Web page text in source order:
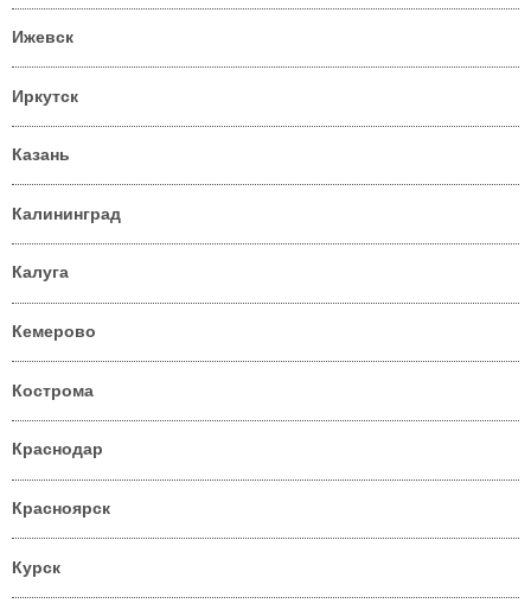
Ижевск
Иркутск
Казань
Калининград
Калуга
Кемерово
Кострома
Краснодар
Красноярск
Курск